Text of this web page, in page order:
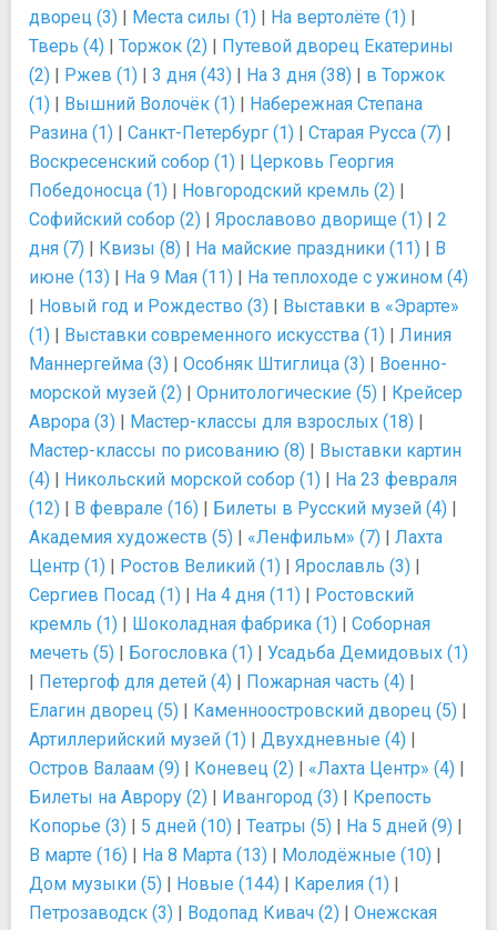
дворец (3) | Места силы (1) | На вертолёте (1) |
Тверь (4) | Торжок (2) | Путевой дворец Екатерины
(2) | Ржев (1) | 3 дня (43) | На 3 дня (38) | в Торжок
(1) | Вышний Волочёк (1) | Набережная Степана
Разина (1) | Санкт-Петербург (1) | Старая Русса (7) |
Воскресенский собор (1) | Церковь Георгия
Победоносца (1) | Новгородский кремль (2) |
Софийский собор (2) | Ярославово дворище (1) | 2
дня (7) | Квизы (8) | На майские праздники (11) | В
июне (13) | На 9 Мая (11) | На теплоходе с ужином (4)
| Новый год и Рождество (3) | Выставки в «Эрарте»
(1) | Выставки современного искусства (1) | Линия
Маннергейма (3) | Особняк Штиглица (3) | Военно-
морской музей (2) | Орнитологические (5) | Крейсер
Аврора (3) | Мастер-классы для взрослых (18) |
Мастер-классы по рисованию (8) | Выставки картин
(4) | Никольский морской собор (1) | На 23 февраля
(12) | В феврале (16) | Билеты в Русский музей (4) |
Академия художеств (5) | «Ленфильм» (7) | Лахта
Центр (1) | Ростов Великий (1) | Ярославль (3) |
Сергиев Посад (1) | На 4 дня (11) | Ростовский
кремль (1) | Шоколадная фабрика (1) | Соборная
мечеть (5) | Богословка (1) | Усадьба Демидовых (1)
| Петергоф для детей (4) | Пожарная часть (4) |
Елагин дворец (5) | Каменноостровский дворец (5) |
Артиллерийский музей (1) | Двухдневные (4) |
Остров Валаам (9) | Коневец (2) | «Лахта Центр» (4) |
Билеты на Аврору (2) | Ивангород (3) | Крепость
Копорье (3) | 5 дней (10) | Театры (5) | На 5 дней (9) |
В марте (16) | На 8 Марта (13) | Молодёжные (10) |
Дом музыки (5) | Новые (144) | Карелия (1) |
Петрозаводск (3) | Водопад Кивач (2) | Онежская